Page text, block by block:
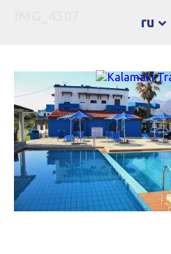
ru